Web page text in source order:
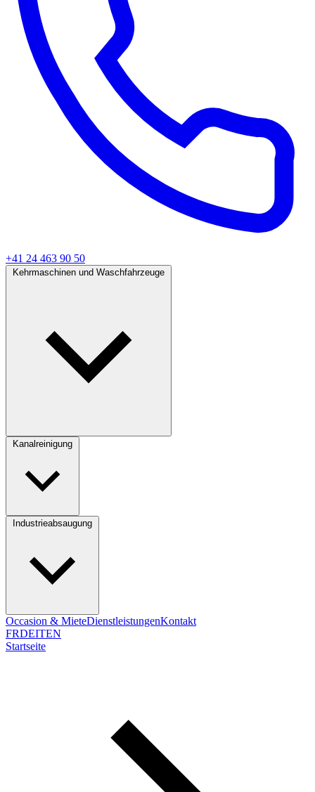
+41 24 463 90 50
Occasion & MieteDienstleistungenKontakt
FRDEITEN
Startseite